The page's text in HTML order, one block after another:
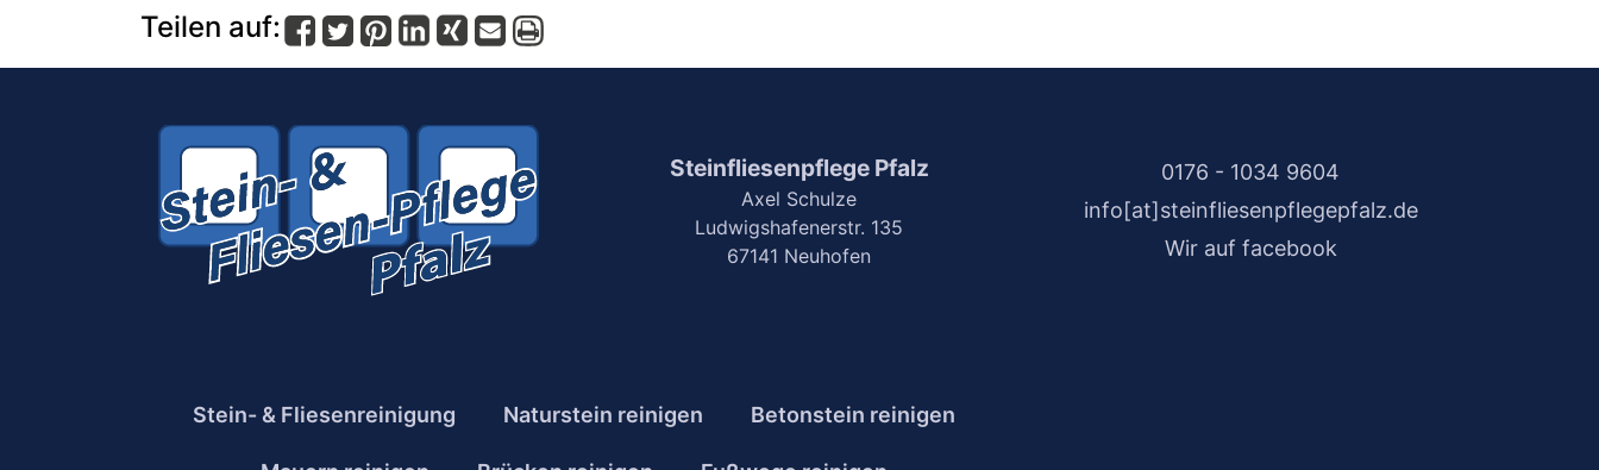
Teilen auf:
Steinfliesenpflege Pfalz
Axel Schulze
Ludwigshafenerstr. 135
67141 Neuhofen
0176 - 1034 9604
info[at]steinfliesenpflegepfalz.de
Wir auf facebook
Stein- & Fliesenreinigung Naturstein reinigen Betonstein reinigen